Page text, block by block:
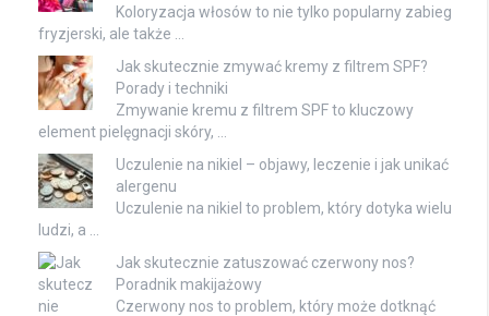
Koloryzacja włosów to nie tylko popularny zabieg
fryzjerski, ale także …
Jak skutecznie zmywać kremy z filtrem SPF?
Porady i techniki
Zmywanie kremu z filtrem SPF to kluczowy
element pielęgnacji skóry, …
Uczulenie na nikiel – objawy, leczenie i jak unikać
alergenu
Uczulenie na nikiel to problem, który dotyka wielu
ludzi, a …
Jak skutecznie zatuszować czerwony nos?
Poradnik makijażowy
Czerwony nos to problem, który może dotknąć